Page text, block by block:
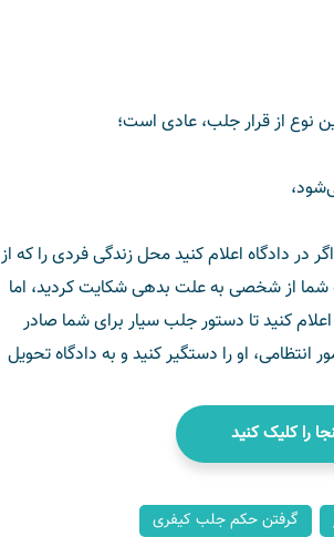
دادگاه اعلام کنید محل زندگی فردی را که از
شما از شخصی به علت بدهی شکایت کردید، اما
کنید تا دستور جلب سیار برای شما صادر
او را دستگیر کنید و به دادگاه تحویل
گرفتن حکم جلب کیفری